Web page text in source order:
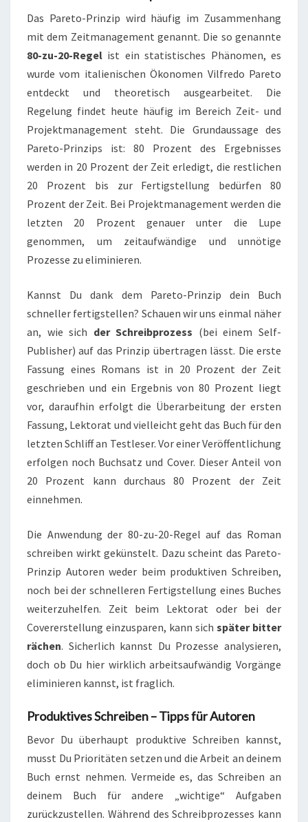
Das Pareto-Prinzip wird häufig im Zusammenhang
mit dem Zeitmanagement genannt. Die so genannte
80-zu-20-Regel ist ein statistisches Phänomen, es
wurde vom italienischen Ökonomen Vilfredo Pareto
entdeckt und theoretisch ausgearbeitet. Die
Regelung findet heute häufig im Bereich Zeit- und
Projektmanagement steht. Die Grundaussage des
Pareto-Prinzips ist: 80 Prozent des Ergebnisses
werden in 20 Prozent der Zeit erledigt, die restlichen
20 Prozent bis zur Fertigstellung bedürfen 80
Prozent der Zeit. Bei Projektmanagement werden die
letzten 20 Prozent genauer unter die Lupe
genommen, um zeitaufwändige und unnötige
Prozesse zu eliminieren.
Kannst Du dank dem Pareto-Prinzip dein Buch
schneller fertigstellen? Schauen wir uns einmal näher
an, wie sich der Schreibprozess (bei einem Self-
Publisher) auf das Prinzip übertragen lässt. Die erste
Fassung eines Romans ist in 20 Prozent der Zeit
geschrieben und ein Ergebnis von 80 Prozent liegt
vor, daraufhin erfolgt die Überarbeitung der ersten
Fassung, Lektorat und vielleicht geht das Buch für den
letzten Schliff an Testleser. Vor einer Veröffentlichung
erfolgen noch Buchsatz und Cover. Dieser Anteil von
20 Prozent kann durchaus 80 Prozent der Zeit
einnehmen.
Die Anwendung der 80-zu-20-Regel auf das Roman
schreiben wirkt gekünstelt. Dazu scheint das Pareto-
Prinzip Autoren weder beim produktiven Schreiben,
noch bei der schnelleren Fertigstellung eines Buches
weiterzuhelfen. Zeit beim Lektorat oder bei der
Covererstellung einzusparen, kann sich später bitter
rächen. Sicherlich kannst Du Prozesse analysieren,
doch ob Du hier wirklich arbeitsaufwändig Vorgänge
eliminieren kannst, ist fraglich.
Produktives Schreiben – Tipps für Autoren
Bevor Du überhaupt produktive Schreiben kannst,
musst Du Prioritäten setzen und die Arbeit an deinem
Buch ernst nehmen. Vermeide es, das Schreiben an
deinem Buch für andere „wichtige“ Aufgaben
zurückzustellen. Während des Schreibprozesses kann